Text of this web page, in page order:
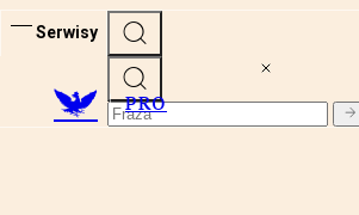
Serwisy
PRO